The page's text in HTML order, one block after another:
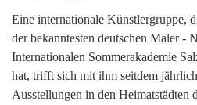
Eine internationale Künstlergruppe,
der bekanntesten deutschen Maler -
Internationalen Sommerakademie
hat, trifft sich mit ihm seitdem
Ausstellungen in den Heimatstädten